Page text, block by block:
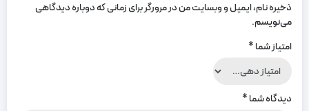
ذخیره نام، ایمیل و وبسایت من در مرورگر برای زمانی که دوباره دیدگاهی
می‌نویسم.
امتیاز شما*
دیدگاه شما*